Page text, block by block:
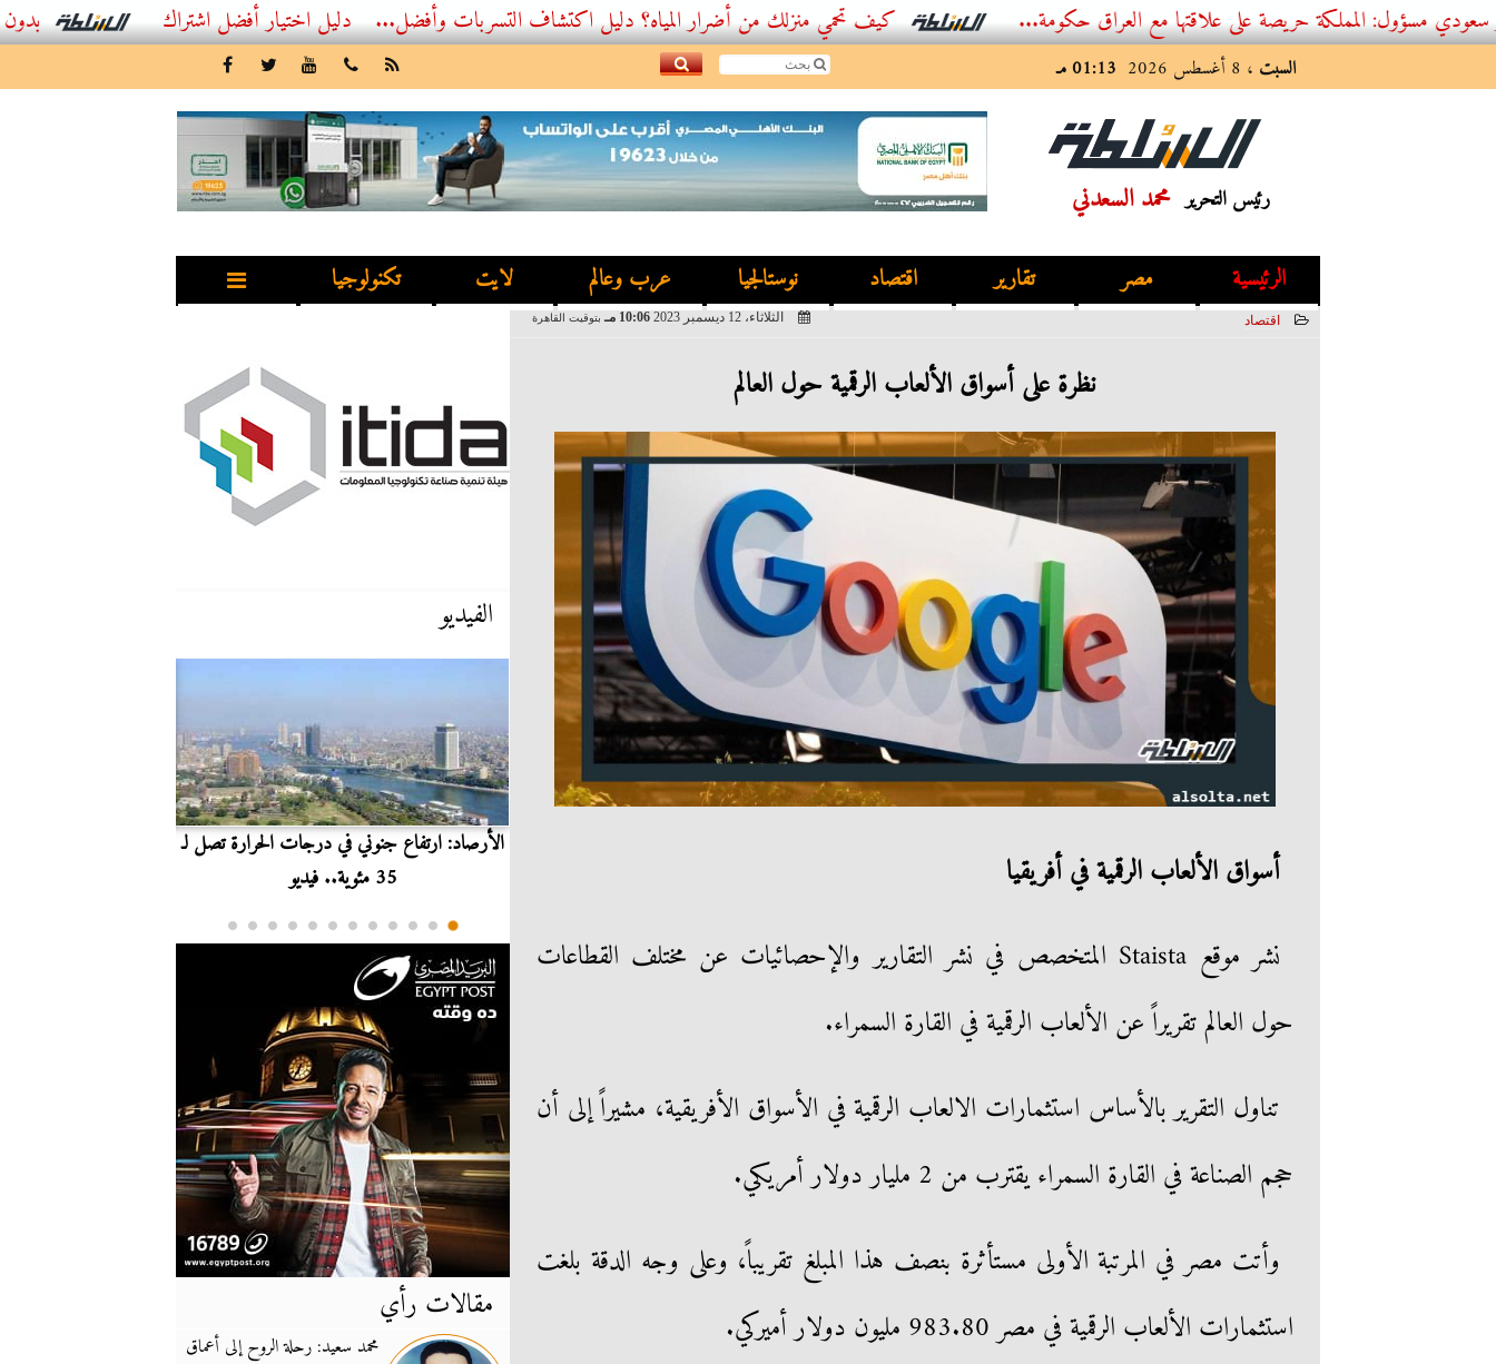
أفضل اشتراك IPTV بدون تقطيع 2026 – دليل المشاهد العصري المملكة حريصة على علاقتها مع العراق حكومة... كيف تحمي منزلك من أضرار المياه؟ دليل اكتشاف التسربات وأفضل...
السبت ، 8 أغسطس 2026 01:13 مـ
رئيس التحرير محمد السعدني
الرئيسية مصر تقارير اقتصاد نوستالجيا عرب وعالم لايت تكنولوجيا
اقتصاد الثلاثاء، 12 ديسمبر 2023 10:06 مـ بتوقيت القاهرة
نظرة على أسواق الألعاب الرقمية حول العالم
أسواق الألعاب الرقمية في أفريقيا
نشر موقع Staista المتخصص في نشر التقارير والإحصائيات عن مختلف القطاعات
حول العالم تقريراً عن الألعاب الرقمية في القارة السمراء.
تناول التقرير بالأساس استثمارات الالعاب الرقمية في الأسواق الأفريقية، مشيراً إلى أن
حجم الصناعة في القارة السمراء يقترب من 2 مليار دولار أمريكي.
وأتت مصر في المرتبة الأولى مستأثرة بنصف هذا المبلغ تقريباً، وعلى وجه الدقة بلغت
استثمارات الألعاب الرقمية في مصر 983.80 مليون دولار أميركي.
الفيديو
الأرصاد: ارتفاع جنوني في درجات الحرارة تصل لـ
35 مئوية.. فيديو
مقالات رأي
محمد سعيد: رحلة الروح إلى أعماق